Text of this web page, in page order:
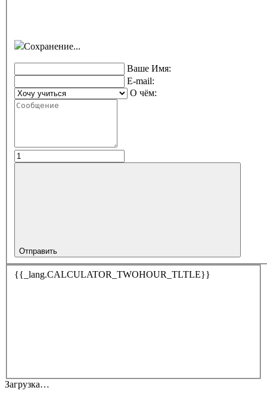
Сохранение...
Ваше Имя:
E-mail:
О чём:
Отправить
{{_lang.CALCULATOR_TWOHOUR_TLTLE}}
Загрузка…